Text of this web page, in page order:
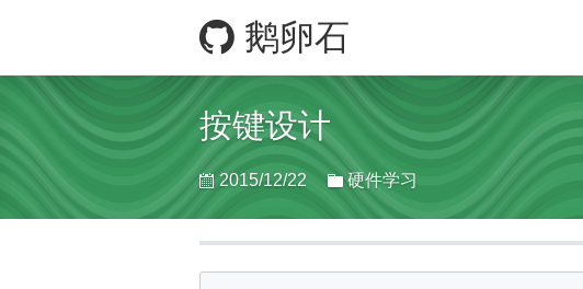
鹅卵石
按键设计
2015/12/22 硬件学习